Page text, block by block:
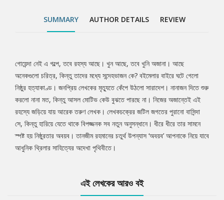
SUMMARY AUTHOR DETAILS REVIEW
Tab
Article
গোয়েন্দা নেই এ গল্পে, তবে রহস্য আছে। খুন আছে, তবে খুনি অজানা। আছে
অনেকগুলো চরিত্র, কিন্তু তাদের মধ্যে সন্দেহভাজন কে? বইমেলার বাইরে ঘটে গেলো
নিষ্ঠুর হত্যাকাণ্ড। জনপ্রিয় লেখকের মৃত্যুতে কেঁপে উঠলো সারাদেশ। নানাজন দিতে শুরু
করলো নানা মত, কিন্তু আসল মোটিভ কেউ বুঝতে পারছে না। নিজের অজান্তেই এই
রহস্যে জড়িয়ে যায় আরেক তরুণ লেখক। লেখকচক্রের জটিল জগতের পুরানো বাসিন্দা
সে, কিন্তু হারিয়ে যেতে থাকে বিপজ্জনক সব নতুন অনুসন্ধানে। ধীরে ধীরে তার সামনে
স্পষ্ট হয় নিষ্ঠুরতার অবয়ব। তানজীম রহমানের চতুর্থ উপন্যাস ‘অবয়ব’ আপনাকে নিয়ে যাবে
আধুনিক থ্রিলার সাহিত্যের অদেখা পৃথিবীতে।
এই লেখকের আরও বই